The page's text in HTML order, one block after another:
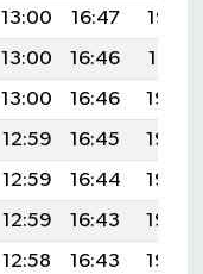
13:00 16:47
19:52
13:00 16:46
19:51
13:00 16:46
19:49
12:59 16:45
19:48
12:59 16:44
19:46
12:59 16:43
19:45
12:58 16:43 19:43